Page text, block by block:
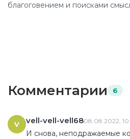
благоговением и поисками
Комментарии 6
V vell-vell-vell6808.08.2022,
И снова, неподражаемые